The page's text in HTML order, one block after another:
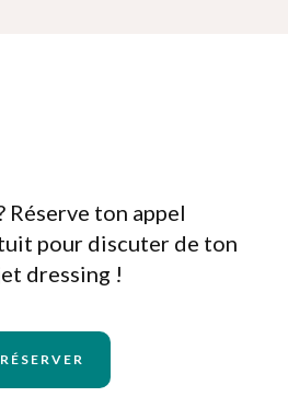
Réserve ton appel
pour discuter de ton
dressing !
RÉSERVER